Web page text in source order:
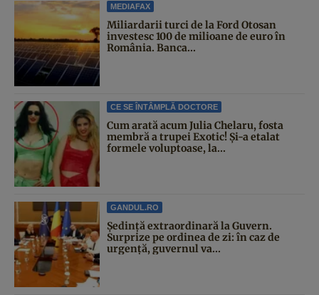
MEDIAFAX
Miliardarii turci de la Ford Otosan
investesc 100 de milioane de euro în
România. Banca...
CE SE ÎNTÂMPLĂ DOCTORE
Cum arată acum Julia Chelaru, fosta
membră a trupei Exotic! Și-a etalat
formele voluptoase, la...
GANDUL.RO
Şedinţă extraordinară la Guvern.
Surprize pe ordinea de zi: în caz de
urgență, guvernul va...